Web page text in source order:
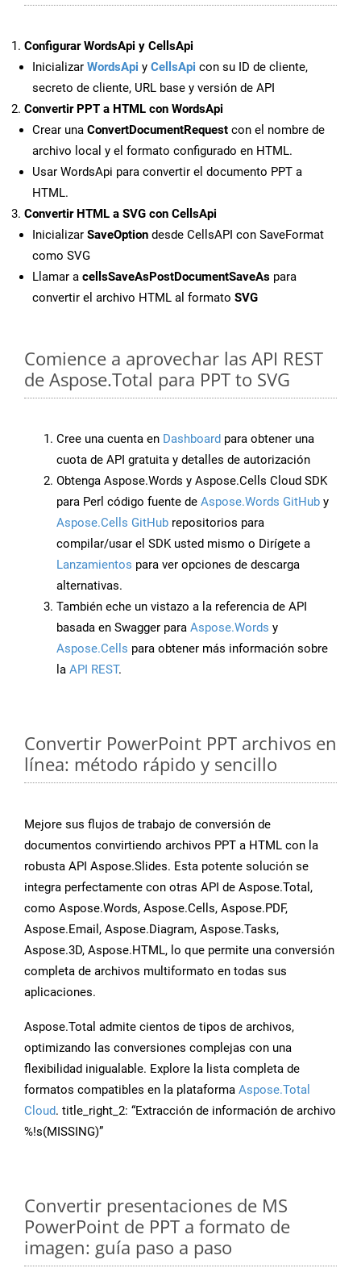
Configurar WordsApi y CellsApi
Inicializar WordsApi y CellsApi con su ID de cliente,
secreto de cliente, URL base y versión de API
Convertir PPT a HTML con WordsApi
Crear una ConvertDocumentRequest con el nombre de
archivo local y el formato configurado en HTML.
Usar WordsApi para convertir el documento PPT a
HTML.
Convertir HTML a SVG con CellsApi
Inicializar SaveOption desde CellsAPI con SaveFormat
como SVG
Llamar a cellsSaveAsPostDocumentSaveAs para
convertir el archivo HTML al formato SVG
Comience a aprovechar las API REST
de Aspose.Total para PPT to SVG
Cree una cuenta en Dashboard para obtener una
cuota de API gratuita y detalles de autorización
Obtenga Aspose.Words y Aspose.Cells Cloud SDK
para Perl código fuente de Aspose.Words GitHub y
Aspose.Cells GitHub repositorios para
compilar/usar el SDK usted mismo o Dirígete a
Lanzamientos para ver opciones de descarga
alternativas.
También eche un vistazo a la referencia de API
basada en Swagger para Aspose.Words y
Aspose.Cells para obtener más información sobre
la API REST.
Convertir PowerPoint PPT archivos en
línea: método rápido y sencillo
Mejore sus flujos de trabajo de conversión de
documentos convirtiendo archivos PPT a HTML con la
robusta API Aspose.Slides. Esta potente solución se
integra perfectamente con otras API de Aspose.Total,
como Aspose.Words, Aspose.Cells, Aspose.PDF,
Aspose.Email, Aspose.Diagram, Aspose.Tasks,
Aspose.3D, Aspose.HTML, lo que permite una conversión
completa de archivos multiformato en todas sus
aplicaciones.
Aspose.Total admite cientos de tipos de archivos,
optimizando las conversiones complejas con una
flexibilidad inigualable. Explore la lista completa de
formatos compatibles en la plataforma Aspose.Total
Cloud. title_right_2: “Extracción de información de archivo
%!s(MISSING)”
Convertir presentaciones de MS
PowerPoint de PPT a formato de
imagen: guía paso a paso